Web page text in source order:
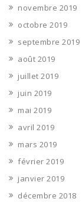
novembre 2019
octobre 2019
septembre 2019
août 2019
juillet 2019
juin 2019
mai 2019
avril 2019
mars 2019
février 2019
janvier 2019
décembre 2018